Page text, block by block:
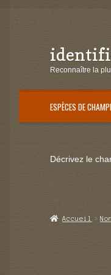
Aller
à
navigation
Aller
au
Reconnaître la
ESPÈCES DE
Décrivez le
Accueil